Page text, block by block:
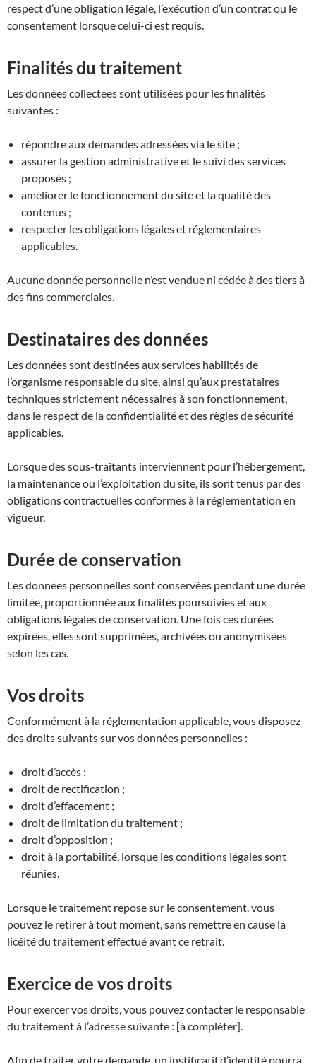
respect d’une obligation légale, l’exécution d’un contrat ou le
consentement lorsque celui-ci est requis.
Finalités du traitement
Les données collectées sont utilisées pour les finalités
suivantes :
répondre aux demandes adressées via le site ;
assurer la gestion administrative et le suivi des services
proposés ;
améliorer le fonctionnement du site et la qualité des
contenus ;
respecter les obligations légales et réglementaires
applicables.
Aucune donnée personnelle n’est vendue ni cédée à des tiers à
des fins commerciales.
Destinataires des données
Les données sont destinées aux services habilités de
l’organisme responsable du site, ainsi qu’aux prestataires
techniques strictement nécessaires à son fonctionnement,
dans le respect de la confidentialité et des règles de sécurité
applicables.
Lorsque des sous-traitants interviennent pour l’hébergement,
la maintenance ou l’exploitation du site, ils sont tenus par des
obligations contractuelles conformes à la réglementation en
vigueur.
Durée de conservation
Les données personnelles sont conservées pendant une durée
limitée, proportionnée aux finalités poursuivies et aux
obligations légales de conservation. Une fois ces durées
expirées, elles sont supprimées, archivées ou anonymisées
selon les cas.
Vos droits
Conformément à la réglementation applicable, vous disposez
des droits suivants sur vos données personnelles :
droit d’accès ;
droit de rectification ;
droit d’effacement ;
droit de limitation du traitement ;
droit d’opposition ;
droit à la portabilité, lorsque les conditions légales sont
réunies.
Lorsque le traitement repose sur le consentement, vous
pouvez le retirer à tout moment, sans remettre en cause la
licéité du traitement effectué avant ce retrait.
Exercice de vos droits
Pour exercer vos droits, vous pouvez contacter le responsable
du traitement à l’adresse suivante : [à compléter].
Afin de traiter votre demande, un justificatif d’identité pourra